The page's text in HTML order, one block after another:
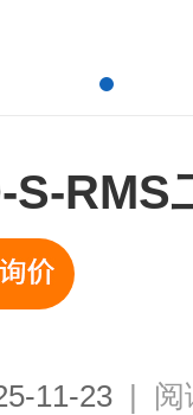
S-RMS
11-23 | 阅